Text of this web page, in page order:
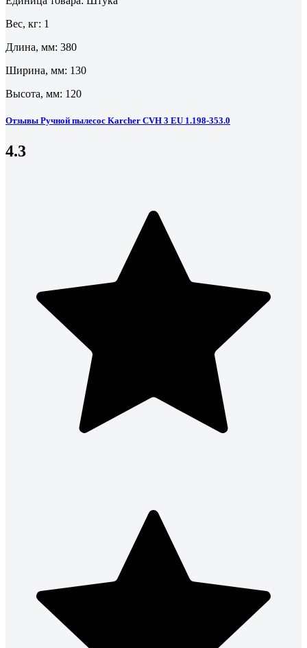
Вес, кг: 1
Длина, мм: 380
Ширина, мм: 130
Высота, мм: 120
Отзывы Ручной пылесос Karcher CVH 3 EU 1.198-353.0
4.3